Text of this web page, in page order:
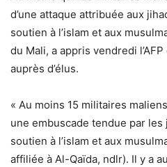
d’une attaque attribuée aux
soutien à l’islam et aux
du Mali, a appris vendredi
auprès d’élus.
« Au moins 15 militaires
une embuscade tendue par
soutien à l’islam et aux
affiliée à Al-Qaïda, ndlr). Il y a